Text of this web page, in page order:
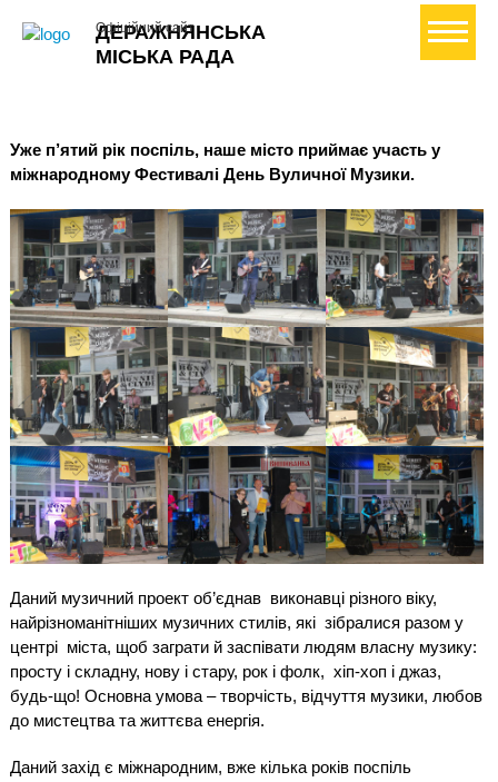
ДЕРАЖНЯНСЬКА
МІСЬКА РАДА
Офіційний сайт+ Створити петицію
Уже п’ятий рік поспіль, наше місто приймає участь у
міжнародному Фестивалі День Вуличної Музики.
Даний музичний проект об’єднав виконавці різного віку,
найрізноманітніших музичних стилів, які зібралися разом у
центрі міста, щоб заграти й заспівати людям власну музику:
просту і складну, нову і стару, рок і фолк, хіп-хоп і джаз,
будь-що! Основна умова – творчість, відчуття музики, любов
до мистецтва та життєва енергія.
Даний захід є міжнародним, вже кілька років поспіль